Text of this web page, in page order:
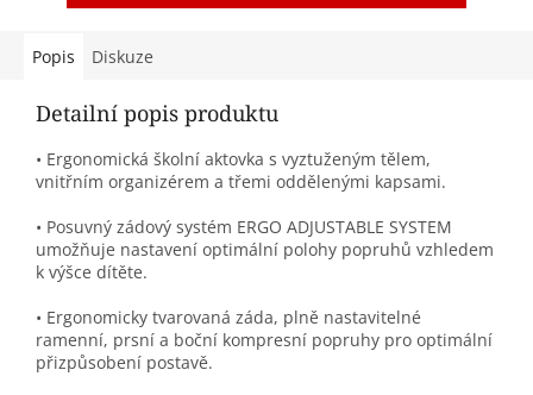
Popis Diskuze
Detailní popis produktu
• Ergonomická školní aktovka s vyztuženým tělem,
vnitřním organizérem a třemi oddělenými kapsami.
• Posuvný zádový systém ERGO ADJUSTABLE SYSTEM
umožňuje nastavení optimální polohy popruhů vzhledem
k výšce dítěte.
• Ergonomicky tvarovaná záda, plně nastavitelné
ramenní, prsní a boční kompresní popruhy pro optimální
přizpůsobení postavě.